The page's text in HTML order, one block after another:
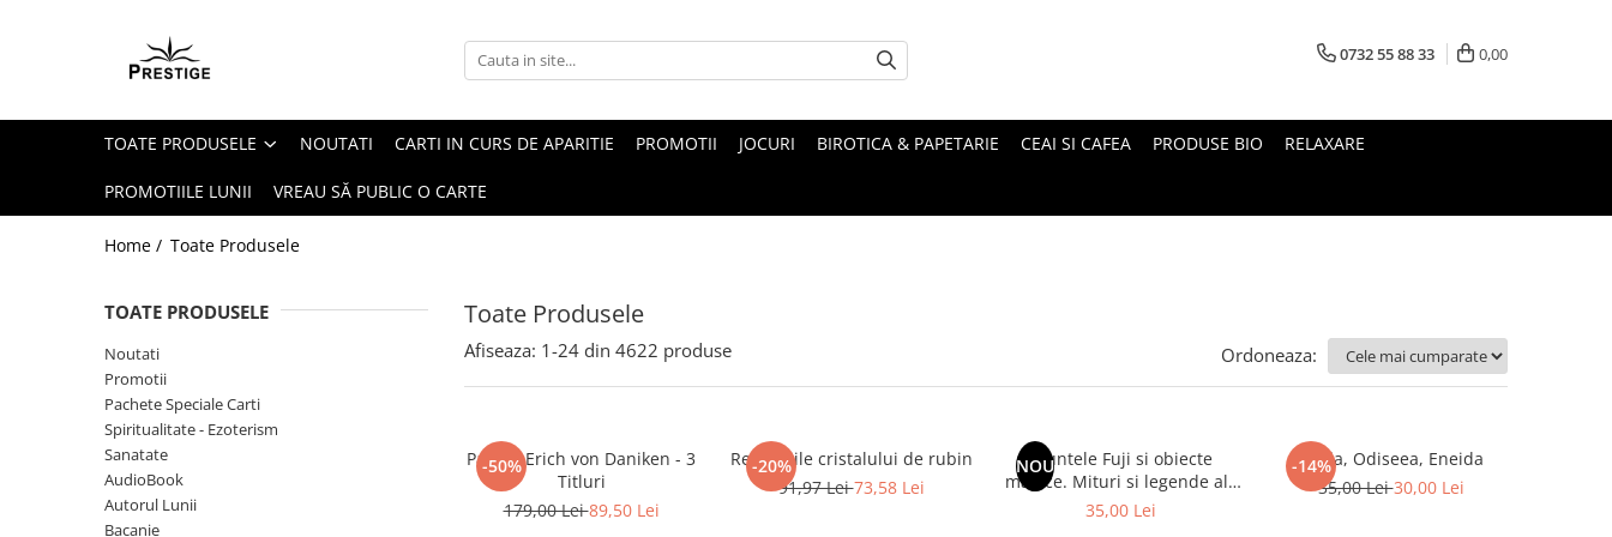
Toate Produsele
Pachete Speciale Carti
Spiritualitate - Ezoterism
AngelConnection
Chiromantie
Dezvoltare Spirituala
KidConnection
Minte Corp
New Illuminati Files
0732 55 88 33 0,00
TOATE PRODUSELE NOUTATI CARTI IN CURS DE APARITIE PROMOTII JOCURI BIROTICA & PAPETARIE CEAI SI CAFEA PRODUSE BIO RELAXARE
PROMOTIILE LUNII VREAU SĂ PUBLIC O CARTE
Home / Toate Produsele
Toate Produsele
TOATE PRODUSELE
Noutati
Promotii
Pachete Speciale Carti
Spiritualitate - Ezoterism
Sanatate
AudioBook
Autorul Lunii
Bacanie
Afiseaza: 1-24 din 4622 produse Ordoneaza:
-50%
Pachet Erich von Daniken - 3
Titluri
179,00 Lei89,50 Lei
-20%
Revelatiile cristalului de rubin
91,97 Lei73,58 Lei
NOU
Muntele Fuji si obiecte
magice. Mituri si legende ale
Japoniei
35,00 Lei
-14%
Iliada, Odiseea, Eneida
35,00 Lei30,00 Lei